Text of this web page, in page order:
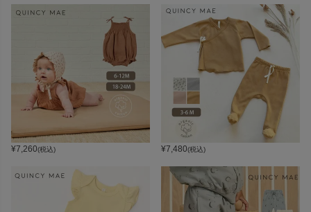
¥7,260(税込) ¥7,480(税込)